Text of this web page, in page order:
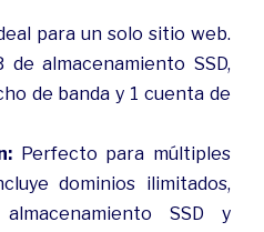
para un solo sitio web.
de almacenamiento SSD,
de banda y 1 cuenta de
Perfecto para múltiples
dominios ilimitados,
SSD y